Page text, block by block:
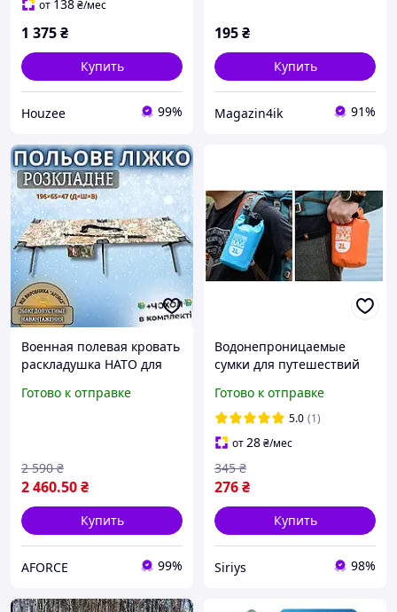
Power Bank
от 138₴/мес
1 375₴
Купить
Houzee 99%
195₴
Купить
Magazin4ik 91%
Военная полевая кровать
раскладушка НАТО для
рыбалки складная
Готово к отправке
2 460.50₴
2 590 ₴
Купить
AFORCE 99%
Водонепроницаемые
сумки для путешествий
мешок 2 л для водного
туризма рыбалки и охоты
Готово к отправке
5.0 (1)
от28₴/мес
276₴
345 ₴
Купить
Siriys 98%